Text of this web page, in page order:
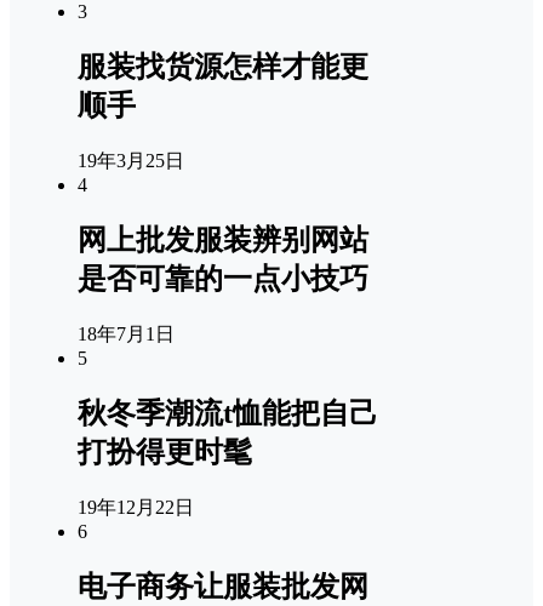
3
服装找货源怎样才能更
顺手
19年3月25日
4
网上批发服装辨别网站
是否可靠的一点小技巧
18年7月1日
5
秋冬季潮流t恤能把自己
打扮得更时髦
19年12月22日
6
电子商务让服装批发网